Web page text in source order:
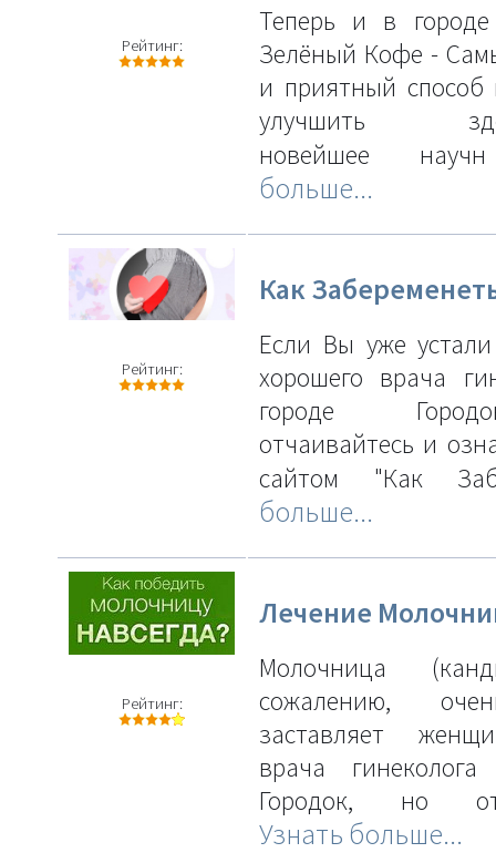
Рейтинг:
Теперь и в
Зелёный Кофе -
и приятный способ
улучшить
новейшее
больше...
Рейтинг:
Как
Если Вы уже
хорошего врача
городе
отчаивайтесь и
сайтом "Как
больше...
Рейтинг:
Лечение
Молочница
сожалению,
заставляет
врача
Городок, но
Узнать больше...